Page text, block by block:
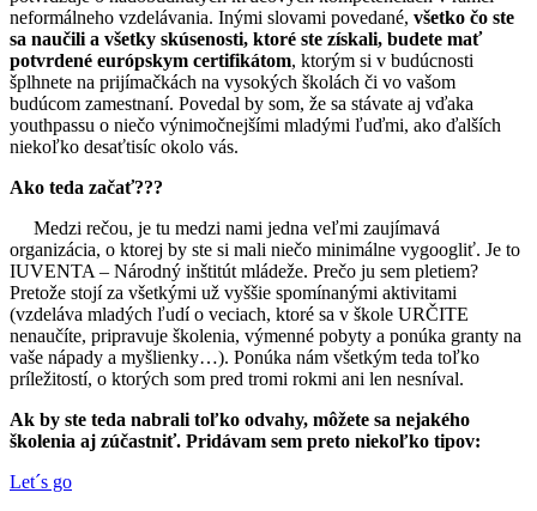
neformálneho vzdelávania. Inými slovami povedané, všetko čo ste
sa naučili a všetky skúsenosti, ktoré ste získali, budete mať
potvrdené európskym certifikátom, ktorým si v budúcnosti
šplhnete na prijímačkách na vysokých školách či vo vašom
budúcom zamestnaní. Povedal by som, že sa stávate aj vďaka
youthpassu o niečo výnimočnejšími mladými ľuďmi, ako ďalších
niekoľko desaťtisíc okolo vás.
Ako teda začať???
Medzi rečou, je tu medzi nami jedna veľmi zaujímavá
organizácia, o ktorej by ste si mali niečo minimálne vygoogliť. Je to
IUVENTA – Národný inštitút mládeže. Prečo ju sem pletiem?
Pretože stojí za všetkými už vyššie spomínanými aktivitami
(vzdeláva mladých ľudí o veciach, ktoré sa v škole URČITE
nenaučíte, pripravuje školenia, výmenné pobyty a ponúka granty na
vaše nápady a myšlienky…). Ponúka nám všetkým teda toľko
príležitostí, o ktorých som pred tromi rokmi ani len nesníval.
Ak by ste teda nabrali toľko odvahy, môžete sa nejakého
školenia aj zúčastniť. Pridávam sem preto niekoľko tipov:
Let´s go